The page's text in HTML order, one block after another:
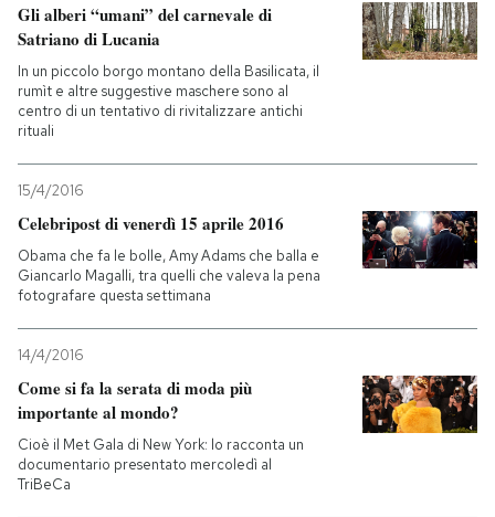
Gli alberi “umani” del carnevale di
Satriano di Lucania
In un piccolo borgo montano della Basilicata, il
rumìt e altre suggestive maschere sono al
centro di un tentativo di rivitalizzare antichi
rituali
15/4/2016
Celebripost di venerdì 15 aprile 2016
Obama che fa le bolle, Amy Adams che balla e
Giancarlo Magalli, tra quelli che valeva la pena
fotografare questa settimana
14/4/2016
Come si fa la serata di moda più
importante al mondo?
Cioè il Met Gala di New York: lo racconta un
documentario presentato mercoledì al
TriBeCa